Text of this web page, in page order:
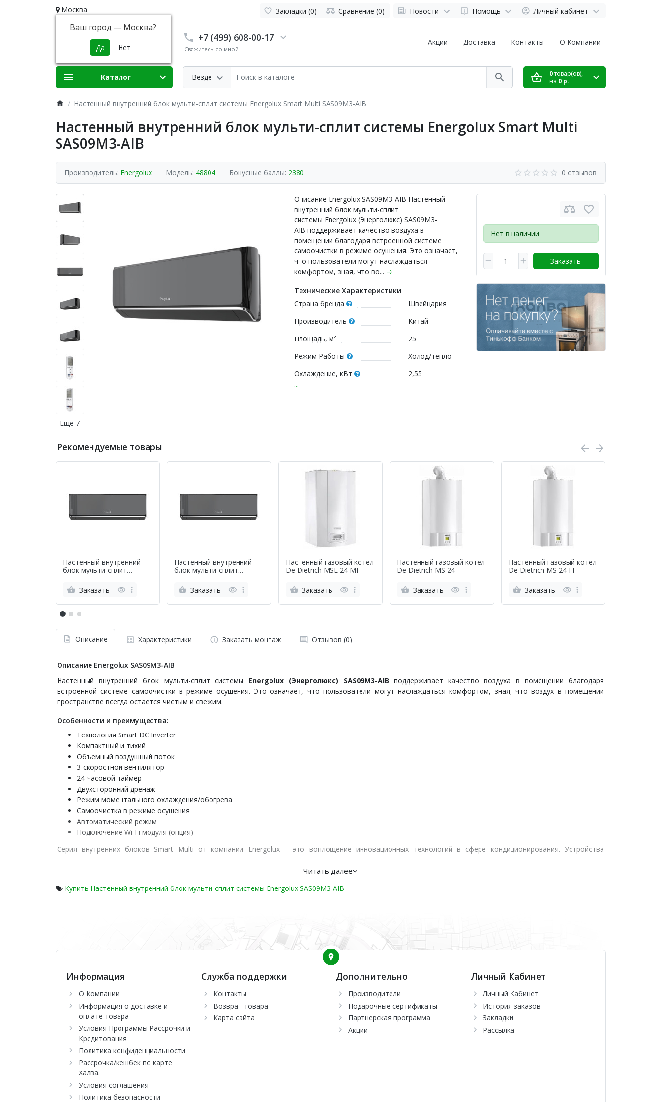
Москва
Ваш город — Москва?
Закладки (0) Сравнение (0) Новости Помощь Личный кабинет
+7 (499) 608-00-17
Свяжитесь со мной
Везде
Акции Доставка Контакты О Компании
0товар(ов),
на 0 р.
Каталог
Настенный внутренний блок мульти-сплит системы Energolux Smart Multi SAS09M3-AIB
Настенный внутренний блок мульти-сплит системы Energolux Smart Multi
SAS09M3-AIB
Производитель: Energolux Модель: 48804 Бонусные баллы: 2380 0 отзывов
Ещё 7
Нет в наличии
Заказать
Описание Energolux SAS09M3-AIB Настенный
внутренний блок мульти-сплит
системы Energolux (Энерголюкс) SAS09M3-
AIB поддерживает качество воздуха в
помещении благодаря встроенной системе
самоочистки в режиме осушения. Это означает,
что пользователи могут наслаждаться
комфортом, зная, что во... →
Технические Характеристики
Страна бренда
Швейцария
Производитель
Китай
Площадь, м²
25
Режим Работы
Холод/тепло
Охлаждение, кВт
2,55
...
Рекомендуемые товары
Настенный внутренний
блок мульти-сплит
Multi SAS12M3-AIB
Заказать
Настенный внутренний
блок мульти-сплит
Energolux SAS18M3-AIB
Заказать
Настенный газовый котел
De Dietrich MSL 24 MI
Заказать
Настенный газовый котел
De Dietrich MS 24
Заказать
Настенный газовый котел
De Dietrich MS 24 FF
Заказать
Описание Характеристики Заказать монтаж Отзывов (0)
Описание Energolux SAS09M3-AIB
Настенный внутренний блок мульти-сплит системы Energolux (Энерголюкс) SAS09M3-AIB поддерживает качество воздуха в помещении благодаря
встроенной системе самоочистки в режиме осушения. Это означает, что пользователи могут наслаждаться комфортом, зная, что воздух в помещении
пространстве всегда остается чистым и свежим.
Особенности и преимущества:
Технология Smart DC Inverter
Компактный и тихий
Объемный воздушный поток
3-скоростной вентилятор
24-часовой таймер
Двухсторонний дренаж
Режим моментального охлаждения/обогрева
Самоочистка в режиме осушения
Автоматический режим
Подключение Wi-Fi модуля (опция)
Серия внутренних блоков Smart Multi от компании Energolux – это воплощение инновационных технологий в сфере кондиционирования. Устройствa
включает все востребованные в бытовом секторе производительности.Читать далее
Купить Настенный внутренний блок мульти-сплит системы Energolux SAS09M3-AIB
Информация
О Компании
Информация о доставке и
оплате товара
Условия Программы Рассрочки и
Кредитования
Политика конфиденциальности
Рассрочка/кешбек по карте
Халва.
Условия соглашения
Политика безопасности
Служба поддержки
Контакты
Возврат товара
Карта сайта
Дополнительно
Производители
Подарочные сертификаты
Партнерская программа
Акции
Личный Кабинет
Личный Кабинет
История заказов
Закладки
Рассылка